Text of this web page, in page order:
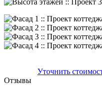
Уточнить
Отзывы